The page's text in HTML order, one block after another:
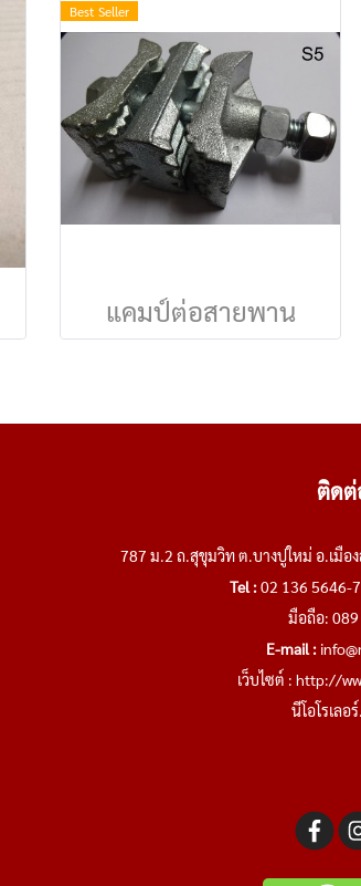
Best Seller
แคมป์ต่อสายพาน
ติดต่
787 ม.2 ถ.สุขุมวิท ต.บางปูใหม่ อ.เมือ
Tel :02 136 5646-
มือถือ:
E-mail :
เว็บไซต์ : http://
นีโอโรเลอ